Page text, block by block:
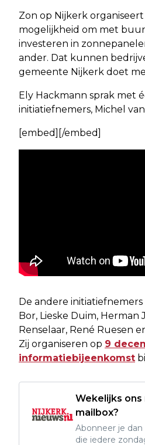
Zon op Nijkerk
mogelijkheid om met
investeren in
ander. Dat kunnen
gemeente Nijkerk doet
Ely Hackmann sprak met
initiatiefnemers, Michel
[embed][/embed]
De andere initiatiefnemers
Bor, Lieske Duim, Herman
Renselaar, René Ruesen
Zij organiseren op 9
informatiebijeenkomst
Wekelijks ons
mailbox?
Abonneer je
die iedere